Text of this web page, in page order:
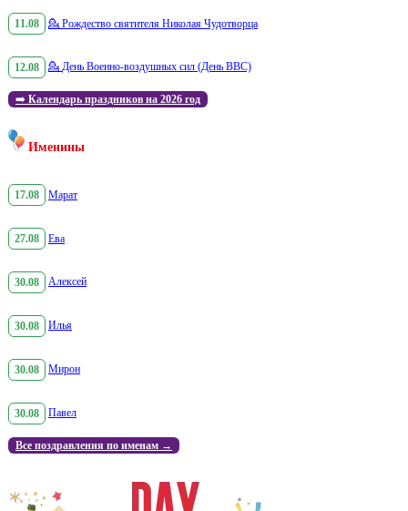
11.08 💁 Рождество святителя Николая Чудотворца
12.08 💁 День Военно-воздушных сил (День ВВС)
➡️ Календарь праздников на 2026 год
Именины
17.08 Марат
27.08 Ева
30.08 Алексей
30.08 Илья
30.08 Мирон
30.08 Павел
Все поздравления по именам →